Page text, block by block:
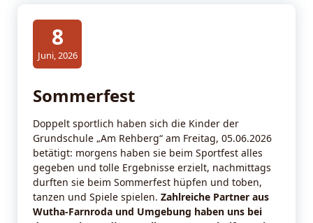
8
Juni, 2026
Sommerfest
Doppelt sportlich haben sich die Kinder der
Grundschule „Am Rehberg“ am Freitag, 05.06.2026
betätigt: morgens haben sie beim Sportfest alles
gegeben und tolle Ergebnisse erzielt, nachmittags
durften sie beim Sommerfest hüpfen und toben,
tanzen und Spiele spielen. Zahlreiche Partner aus
Wutha-Farnroda und Umgebung haben uns bei